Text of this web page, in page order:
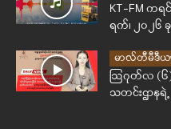
KT-FM က
ရက်၊ ၂၀၂၆
မာလ်တီမီဒီယ
ဩဂုတ်လ (၆)
သတင်းဌာန